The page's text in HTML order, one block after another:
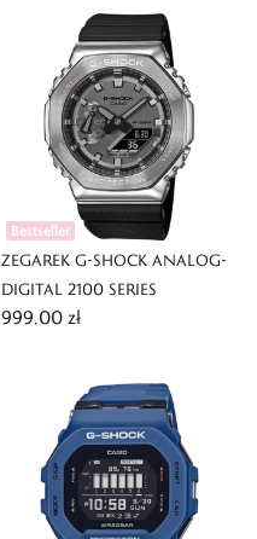
Bestseller
ZEGAREK G-SHOCK ANALOG-
DIGITAL 2100 SERIES
999,00 zł